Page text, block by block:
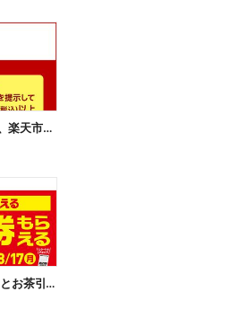
楽天ポイントカード提示で、楽天市場でのお買い物がおトクに!
【無料引換券!】焼き麺買うとお茶引換券貰える!